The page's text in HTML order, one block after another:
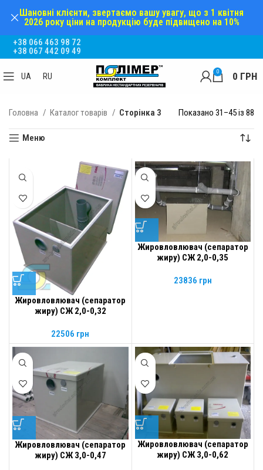
+38 066 463 98 72
+38 067 442 09 49
UA RU 0 0 ГРН
Головна Каталог товарів Сторінка 3 Показано 31–45 із 88
Меню
Жировловлювач (сепаратор
жиру) СЖ 2,0-0,32
22506 грн
Жировловлювач (сепаратор
жиру) СЖ 2,0-0,35
23836 грн
Жировловлювач (сепаратор
жиру) СЖ 3,0-0,47
Жировловлювач (сепаратор
жиру) СЖ 3,0-0,62
Шановні клієнти, звертаємо вашу увагу, що з 1 квітня
2026 року ціни на продукцію буде підвищено на 10%